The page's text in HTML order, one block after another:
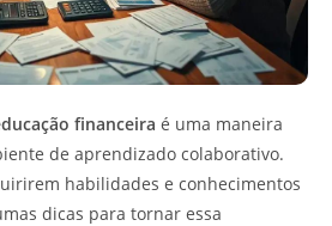
financeira é uma maneira
de aprendizado colaborativo.
habilidades e conhecimentos
dicas para tornar essa